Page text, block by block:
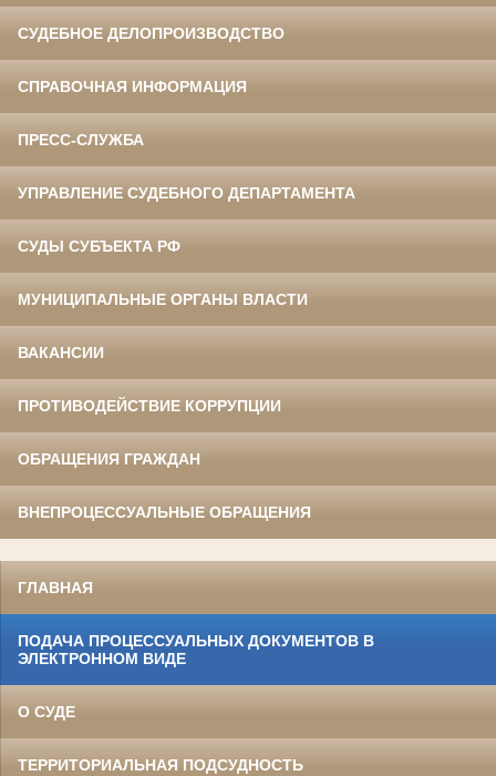
СУДЕБНОЕ ДЕЛОПРОИЗВОДСТВО
СПРАВОЧНАЯ ИНФОРМАЦИЯ
ПРЕСС-СЛУЖБА
УПРАВЛЕНИЕ СУДЕБНОГО ДЕПАРТАМЕНТА
СУДЫ СУБЪЕКТА РФ
МУНИЦИПАЛЬНЫЕ ОРГАНЫ ВЛАСТИ
ВАКАНСИИ
ПРОТИВОДЕЙСТВИЕ КОРРУПЦИИ
ОБРАЩЕНИЯ ГРАЖДАН
ВНЕПРОЦЕССУАЛЬНЫЕ ОБРАЩЕНИЯ
ГЛАВНАЯ
ПОДАЧА ПРОЦЕССУАЛЬНЫХ ДОКУМЕНТОВ В
ЭЛЕКТРОННОМ ВИДЕ
О СУДЕ
ТЕРРИТОРИАЛЬНАЯ ПОДСУДНОСТЬ